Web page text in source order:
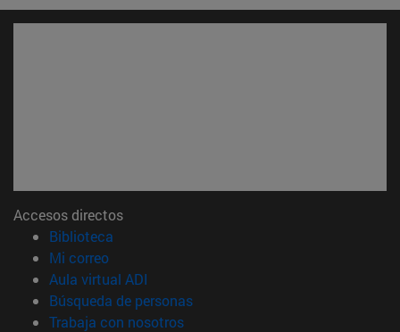
Accesos directos
Biblioteca
Mi correo(abre en nueva ventana)
Aula virtual ADI
Búsqueda de personas(abre en nueva ventana)
Trabaja con nosotros(abre en nueva ventana)